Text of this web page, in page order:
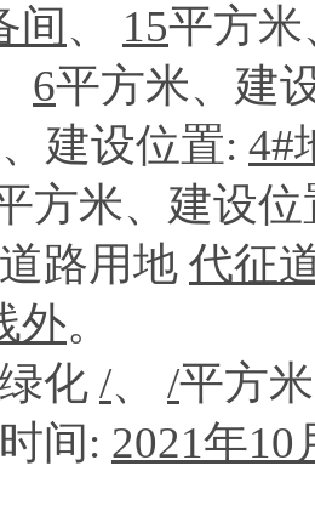
间 、 15平方
6平方米、建
建设位置: 4#
方米、建设
路用地 代征
外。
化 /、 /平方
间: 2021年10